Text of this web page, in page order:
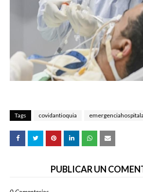
Tags covidantioquia
PUBLICAR UN